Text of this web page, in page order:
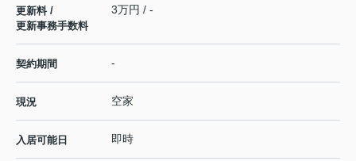
更新料 /
更新事務手数料
3万円 / -
契約期間 -
現況 空家
入居可能日 即時